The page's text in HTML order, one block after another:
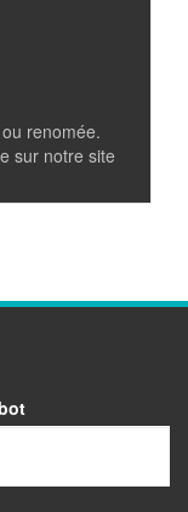
renomée.
sur notre site